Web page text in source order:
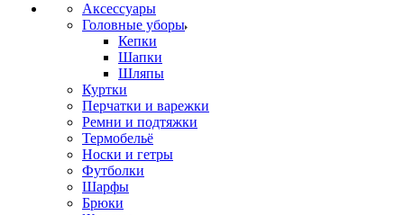
Аксессуары
Головные уборы
Кепки
Шапки
Шляпы
Куртки
Перчатки и варежки
Ремни и подтяжки
Термобельё
Носки и гетры
Футболки
Шарфы
Брюки